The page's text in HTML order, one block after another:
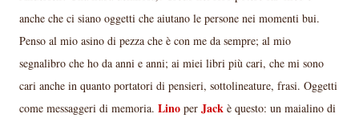
anche che ci siano oggetti che aiutano le persone nei momenti bui.
Penso al mio asino di pezza che è con me da sempre; al mio
segnalibro che ho da anni e anni; ai miei libri più cari, che mi sono
cari anche in quanto portatori di pensieri, sottolineature, frasi. Oggetti
come messaggeri di memoria. Lino per Jack è questo: un maialino di